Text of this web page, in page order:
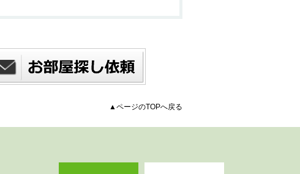
▲ページのTOPへ戻る